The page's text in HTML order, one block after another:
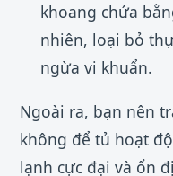
khoang chứa
nhiên, loại bỏ
ngừa vi khuẩn.
Ngoài ra, bạn nên
không để tủ hoạt
lạnh cực đại và ổn